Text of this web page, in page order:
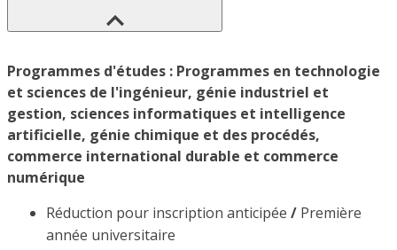
Programmes d'études : Programmes en technologie
et sciences de l'ingénieur, génie industriel et
gestion, sciences informatiques et intelligence
artificielle, génie chimique et des procédés,
commerce international durable et commerce
numérique
Réduction pour inscription anticipée / Première
année universitaire